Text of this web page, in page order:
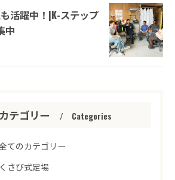
活躍中！|K-ステップ
中
カテゴリー Categories
てのカテゴリー
くさび式足場